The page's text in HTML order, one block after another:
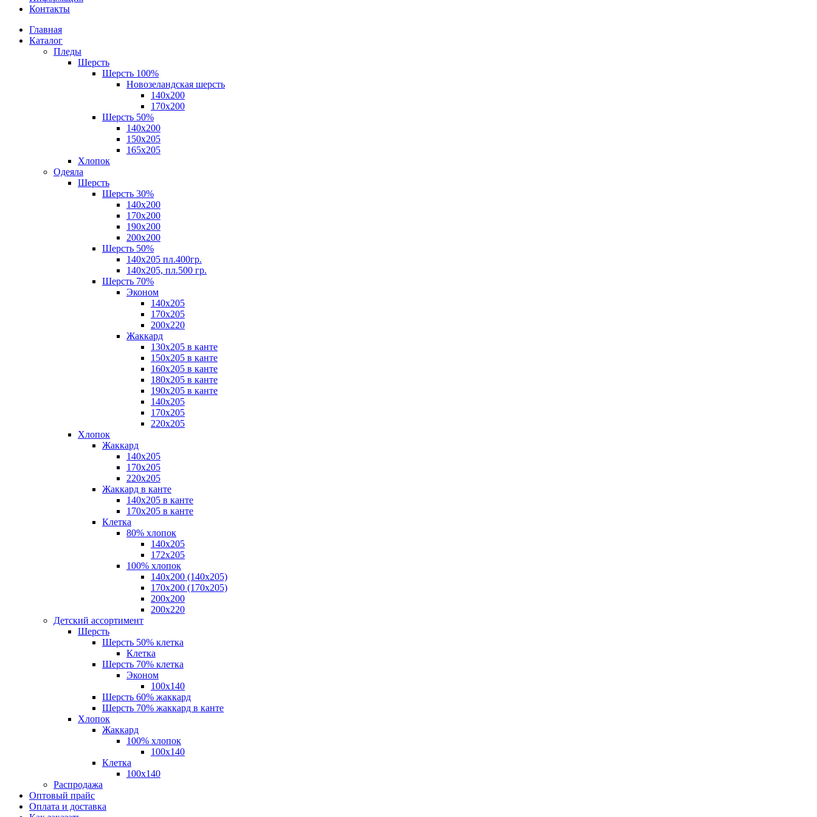
Контакты
Главная
Каталог
Пледы
Шерсть
Шерсть 100%
Новозеландская шерсть
140х200
170x200
Шерсть 50%
140x200
150х205
165х205
Хлопок
Одеяла
Шерсть
Шерсть 30%
140х200
170х200
190х200
200х200
Шерсть 50%
140х205 пл.400гр.
140х205, пл.500 гр.
Шерсть 70%
Эконом
140х205
170х205
200х220
Жаккард
130х205 в канте
150х205 в канте
160х205 в канте
180х205 в канте
190х205 в канте
140х205
170х205
220х205
Хлопок
Жаккард
140x205
170х205
220х205
Жаккард в канте
140х205 в канте
170х205 в канте
Клетка
80% хлопок
140x205
172х205
100% хлопок
140x200 (140х205)
170x200 (170х205)
200х200
200х220
Детский ассортимент
Шерсть
Шерсть 50% клетка
Клетка
Шерсть 70% клетка
Эконом
100x140
Шерсть 60% жаккард
Шерсть 70% жаккард в канте
Хлопок
Жаккард
100% хлопок
100x140
Клетка
100х140
Распродажа
Оптовый прайс
Оплата и доставка